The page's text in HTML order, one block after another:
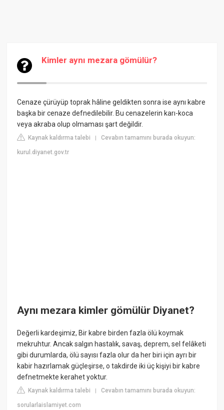
Kimler aynı mezara gömülür?
Cenaze çürüyüp toprak hâline geldikten sonra ise aynı kabre
başka bir cenaze defnedilebilir. Bu cenazelerin karı-koca
veya akraba olup olmaması şart değildir.
Kaynak kaldırma talebi |Cevabın tamamını burada okuyun:
kurul.diyanet.gov.tr
Aynı mezara kimler gömülür Diyanet?
Değerli kardeşimiz, Bir kabre birden fazla ölü koymak
mekruhtur. Ancak salgın hastalık, savaş, deprem, sel felâketi
gibi durumlarda, ölü sayısı fazla olur da her biri için ayrı bir
kabir hazırlamak güçleşirse, o takdirde iki üç kişiyi bir kabre
defnetmekte kerahet yoktur.
Kaynak kaldırma talebi |Cevabın tamamını burada okuyun:
sorularlaislamiyet.com